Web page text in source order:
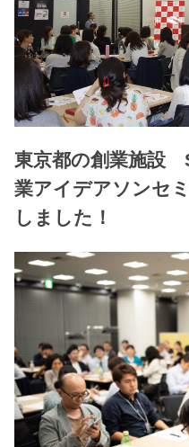
東京都の創業施設
業アイデアソンセ
しました！